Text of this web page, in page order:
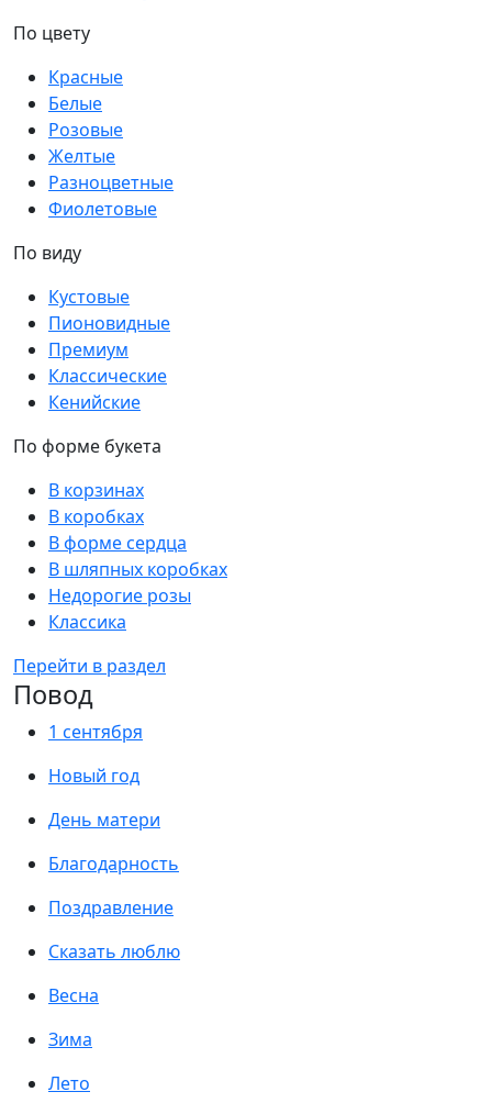
По цвету
Красные
Белые
Розовые
Желтые
Разноцветные
Фиолетовые
По виду
Кустовые
Пионовидные
Премиум
Классические
Кенийские
По форме букета
В корзинах
В коробках
В форме сердца
В шляпных коробках
Недорогие розы
Классика
Перейти в раздел
Повод
1 сентября
Новый год
День матери
Благодарность
Поздравление
Сказать люблю
Весна
Зима
Лето